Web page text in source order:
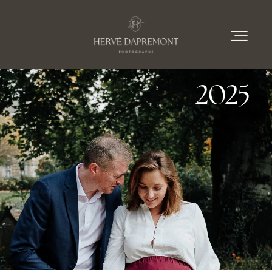
À PROPOS
PRESTATIONS
PORTFOLIOS
LE BLOG
30 Octobre
2025